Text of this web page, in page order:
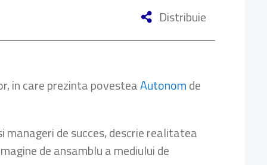
Distribuie
in care prezinta povesteaAutonomde
de succes, descrie realitatea
de ansamblu a mediului de